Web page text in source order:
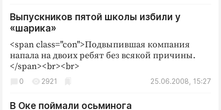
Выпускников пятой школы избили у
«шарика»
<span class="con">Подвыпившая компания
напала на двоих ребят без всякой причины.
</span><br><br>
25.06.2008, 15:27
0 2921
В Оке поймали осьминога